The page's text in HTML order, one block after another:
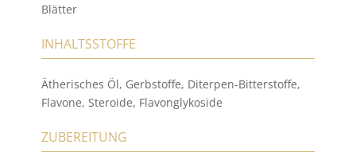
Blätter
INHALTSSTOFFE
Ätherisches Öl, Gerbstoffe, Diterpen-Bitterstoffe,
Flavone, Steroide, Flavonglykoside
ZUBEREITUNG